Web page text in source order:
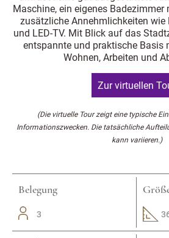
Maschine, ein eigenes
zusätzliche Annehmlichkeiten wie
und LED-TV. Mit Blick auf das
entspannte und praktische Basis
Wohnen, Arbeiten und
Zur virtuellen
(Die virtuelle Tour zeigt eine typische
Informationszwecken. Die tatsächliche
kann variieren.)
Belegung
3